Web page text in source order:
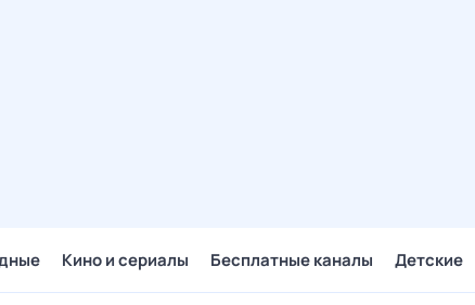
Кино и сериалы Бесплатные каналы Детские